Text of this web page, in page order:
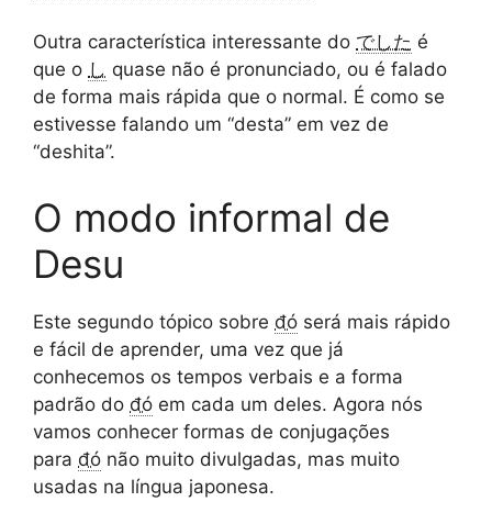
Outra característica interessante do でした é
que o し quase não é pronunciado, ou é falado
de forma mais rápida que o normal. É como se
estivesse falando um “desta” em vez de
“deshita”.
O modo informal de
Desu
Este segundo tópico sobre đó será mais rápido
e fácil de aprender, uma vez que já
conhecemos os tempos verbais e a forma
padrão do đó em cada um deles. Agora nós
vamos conhecer formas de conjugações
para đó não muito divulgadas, mas muito
usadas na língua japonesa.